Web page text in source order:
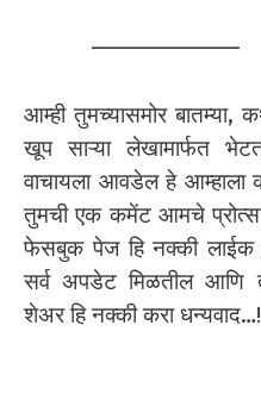
——————–
आम्ही तुमच्यासमोर बातम्या,
खूप साऱ्या लेखामार्फत
वाचायला आवडेल हे आम्हाला
तुमची एक कमेंट आमचे
फेसबुक पेज हि नक्की लाईक
सर्व अपडेट मिळतील आणि
शेअर हि नक्की करा धन्यवाद…!